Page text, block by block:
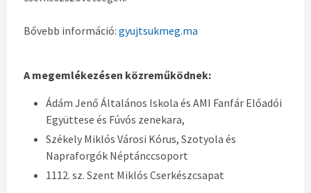
Bővebb információ: gyujtsukmeg.ma
A megemlékezésen közreműködnek:
Ádám Jenő Általános Iskola és AMI Fanfár Előadói
Együttese és Fúvós zenekara,
Székely Miklós Városi Kórus, Szotyola és
Napraforgók Néptánccsoport
1112. sz. Szent Miklós Cserkészcsapat